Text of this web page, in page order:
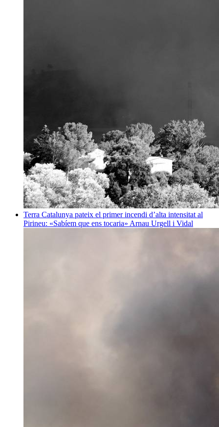
Terra Catalunya pateix el primer incendi d’alta intensitat al
Pirineu: «Sabíem que ens tocaria» Arnau Urgell i Vidal